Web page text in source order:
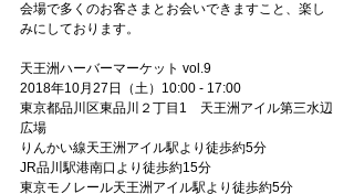
会場で多くのお客さまとお会いできますこと、楽し
みにしております。
天王洲ハーバーマーケット vol.9
2018年10月27日（土）10:00 - 17:00
東京都品川区東品川２丁目1　天王洲アイル第三水辺
広場
りんかい線天王洲アイル駅より徒歩約5分
JR品川駅港南口より徒歩約15分
東京モノレール天王洲アイル駅より徒歩約5分